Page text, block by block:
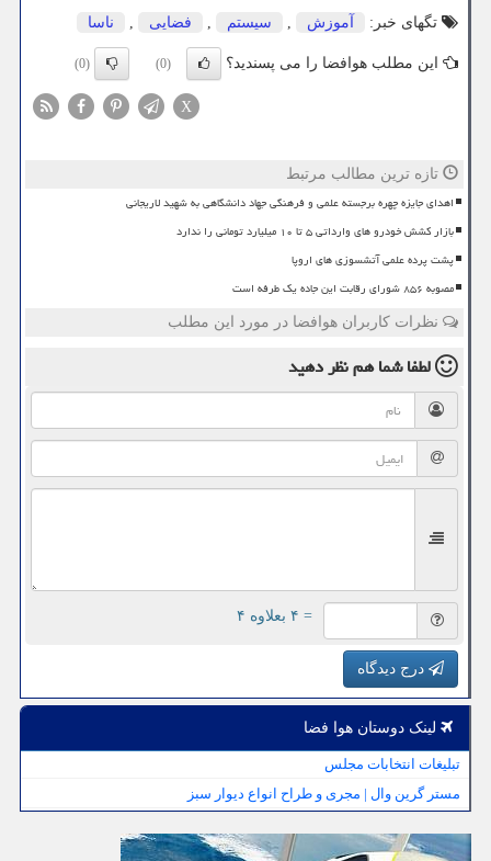
تگهای خبر:
آموزش , سیستم , فضایی , ناسا
این مطلب هوافضا را می پسندید؟ (0)
(0)
X
تازه ترین مطالب مرتبط
اهدای جایزه چهره برجسته علمی و فرهنگی جهاد دانشگاهی به شهید لاریجانی
بازار کشش خودرو های وارداتی ۵ تا ۱۰ میلیارد تومانی را ندارد
پشت پرده علمی آتشسوزی های اروپا
مصوبه ۸۵۶ شورای رقابت این جاده یک طرفه است
نظرات کاربران هوافضا در مورد این مطلب
لطفا شما همنظر دهید
= ۴ بعلاوه ۴
درج دیدگاه
لینک دوستان هوا فضا
تبلیغات انتخابات مجلس
مستر گرین وال | مجری و طراح انواع دیوار سبز